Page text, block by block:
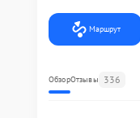
Маршрут
ОбзорОтзывы 336